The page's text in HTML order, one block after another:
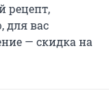
рецепт,
для вас
— скидка на